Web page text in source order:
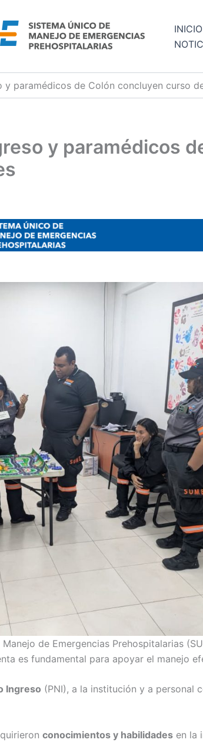
INICIO
y paramédicos de Colón concluyen curso
y paramédicos
de Emergencias Prehospitalarias
es fundamental para apoyar el manejo
Ingreso (PNI), a la institución y a personal
conocimientos y habilidades en la